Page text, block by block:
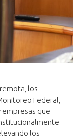
los
Federal,
que
los